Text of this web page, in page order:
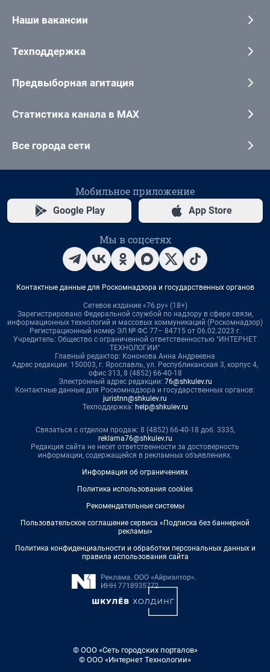
Наши вакансии
Техподдержка
Предвыборная агитация
Статистика канала в MAX
Все города сети
Мобильное приложение
Google Play App Store
Мы в соцсетях
Контактные данные для Роскомнадзора и государственных органов
Сетевое издание «76.ру» (18+)
Зарегистрировано Федеральной службой по надзору в сфере связи,
информационных технологий и массовых коммуникаций (Роскомнадзор)
Регистрационный номер ЭЛ № ФС 77– 84715 от 06.02.2023 г.
Учредитель: Общество с ограниченной ответственностью "ИНТЕРНЕТ
ТЕХНОЛОГИИ"
Главный редактор: Кононова Анна Андреевна
Адрес редакции: 150003, г. Ярославль, ул. Республиканская 3, корпус 4,
офис 313, 8 (4852) 66-40-18
Электронный адрес редакции: 76@shkulev.ru
Контактные данные для Роскомнадзора и государственных органов:
juristnn@shkulev.ru
Техподдержка: help@shkulev.ru
Связаться с отделом продаж: 8 (4852) 66-40-18 доб. 3335,
reklama76@shkulev.ru
Редакция сайта не несет ответственности за достоверность
информации, содержащейся в рекламных объявлениях.
Информация об ограничениях
Политика использования cookies
Рекомендательные системы
Пользовательское соглашение сервиса «Подписка без баннерной
рекламы»
Политика конфиденциальности и обработки персональных данных и
правила использования сайта
© ООО «Сеть городских порталов»
© ООО «Интернет Технологии»